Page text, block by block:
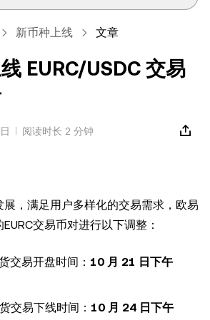
新币种上线 文章
EURC/USDC 交易
阅读时长 2 分钟
展，满足用户多样化的交易需求，欧易
交易币对进行以下调整：
交易开盘时间： 10 月 21 日下午
交易下线时间： 10 月 24 日下午